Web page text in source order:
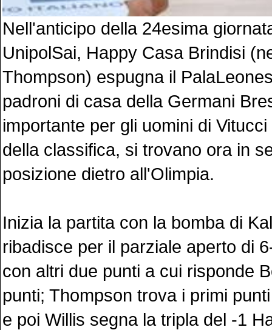
Nell'anticipo della 24esima
UnipolSai, Happy Casa Brindisi
Thompson) espugna il
padroni di casa della Germani
importante per gli uomini di
della classifica, si trovano ora in
posizione dietro all'Olimpia.
Inizia la partita con la bomba di
ribadisce per il parziale aperto di
con altri due punti a cui risponde
punti; Thompson trova i primi
e poi Willis segna la tripla del -1